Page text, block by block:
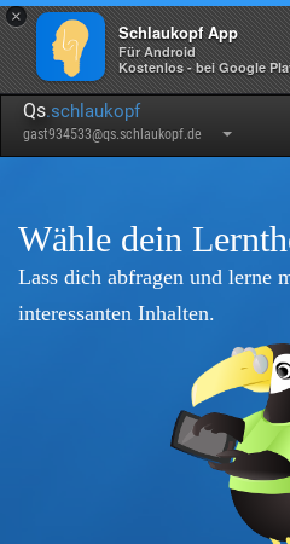
×
Schlaukopf App
Für Android
Kostenlos - bei Google
Qs.schlaukopf
gast934533@qs.schlaukopf.de
Wähle dein
Lass dich abfragen und lerne
interessanten Inhalten.